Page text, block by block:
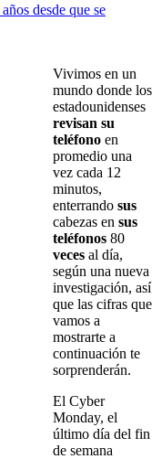
años desde que se
Vivimos en un
mundo donde los
estadounidenses
revisan su
teléfono en
promedio una
vez cada 12
minutos,
enterrando sus
cabezas en sus
teléfonos 80
veces al día,
según una nueva
investigación, así
que las cifras que
vamos a
mostrarte a
continuación te
sorprenderán.
El Cyber ​​
Monday, el
último día del fin
de semana